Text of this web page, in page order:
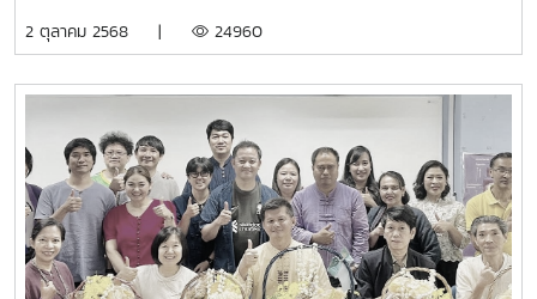
เกิดประโยชน์สูงสุดในการปฏิบัติงานจริง โครงการดังกล่าวจัดขึ้น
มหาวิทยาลัยแม่โจ้ โดยมีเป้าหมายเพื่อส่งเสริมศักยภาพของ
บุคลากรด้านการใช้เทคโนโลยีดิจิทัลและปัญญาประดิษฐ์ อันจะนำ
ไปสู่การยกระดับการบริหารจัดการและการจัดการศึกษาของ
มหาวิทยาลัยให้มีประสิทธิภาพ ทันสมัย และพร้อมรองรับการ
เปลี่ยนแปลงในยุคดิจิทัลอย่างยั่งยืน
เพื่อพัฒนาระบบเครือข่ายสื่อสารโทรคมนาคมร่วมกัน โดยได้รับ
มหาวิทยาลัยแม่โจ้ และ นายธนากร ทองใบ ผู้ช่วยกรรมการผู้
จัดการใหญ่กลุ่มขายและปฏิบัติการลูกค้าภาคเหนือ บริษัท
โทรคมนาคมแห่งชาติ จำกัด (มหาชน) เป็นผู้แทนลงนามทั้งสอง
ฝ่าย ทั้งนี้ มีผู้บริหารของทั้งสองหน่วยงาน ร่วมเป็นพยาน ณ
ห้องประชุมรวงผึ้ง ชั้น 5 อาคารสำนักงานมหาวิทยาลัย
มหาวิทยาลัยแม่โจ้
2 ตุลาคม 2568 | 24960